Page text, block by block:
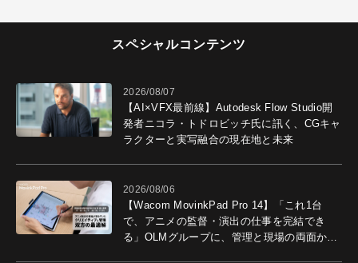
スペシャルコンテンツ
2026/08/07
【AI×VFX最前線】Autodesk Flow Studio開
発者ニコラ・トドロビッチ氏に訊く、CGキャ
ラクターと実写融合の現在地と未来
2026/08/06
【Wacom MovinkPad Pro 14】「これ1台
で、アニメの監督・演出の仕事を完結でき
る」OLMグループに、管理と現場の両面から